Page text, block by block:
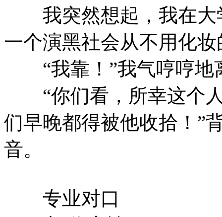
我突然想起，我在大
一个演黑社会从不用化
“我靠！”我气哼哼地
“你们看，所幸这个人
们早晚都得被他收拾！”
音。
专业对口